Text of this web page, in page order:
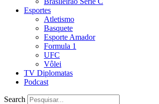
Esportes
Atletismo
Basquete
Esporte Amador
Formula 1
UFC
Vôlei
TV Diplomatas
Podcast
Search